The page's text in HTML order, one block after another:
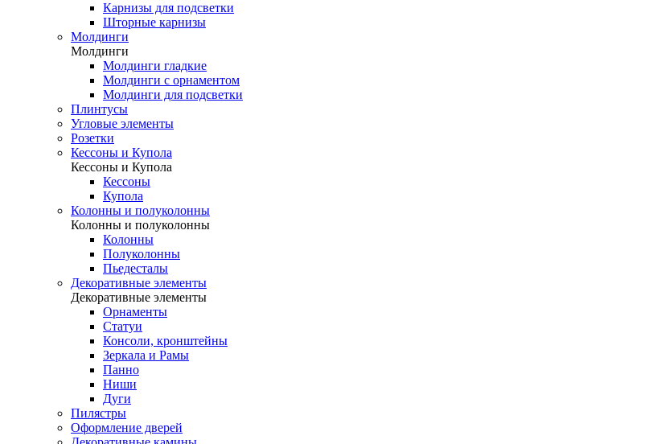
Карнизы для подсветки
Шторные карнизы
Молдинги
Молдинги
Молдинги гладкие
Молдинги с орнаментом
Молдинги для подсветки
Плинтусы
Угловые элементы
Розетки
Кессоны и Купола
Кессоны и Купола
Кессоны
Купола
Колонны и полуколонны
Колонны и полуколонны
Колонны
Полуколонны
Пьедесталы
Декоративные элементы
Декоративные элементы
Орнаменты
Статуи
Консоли, кронштейны
Зеркала и Рамы
Панно
Ниши
Дуги
Пилястры
Оформление дверей